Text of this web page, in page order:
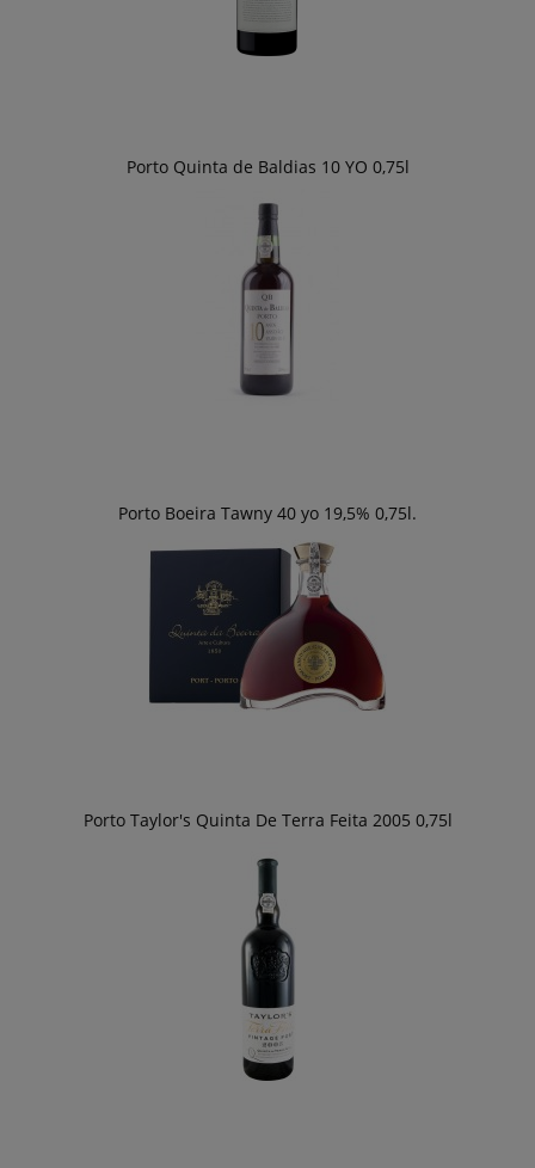
Porto Quinta de Baldias 10 YO 0,75l
Porto Boeira Tawny 40 yo 19,5% 0,75l.
Porto Taylor's Quinta De Terra Feita 2005 0,75l